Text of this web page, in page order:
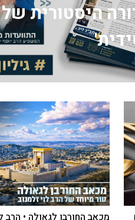
• מהדורה היסטורית של
מכאב החורבן לגאולה • הרב